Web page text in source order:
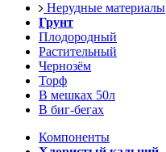
Нерудные материалы
Грунт
Плодородный
Растительный
Чернозём
Торф
В мешках 50л
В биг-бегах
Компоненты